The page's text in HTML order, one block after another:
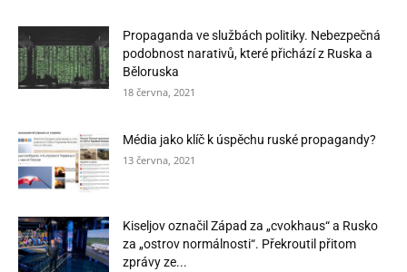
Propaganda ve službách politiky. Nebezpečná
podobnost narativů, které přichází z Ruska a
Běloruska
18 června, 2021
Média jako klíč k úspěchu ruské propagandy?
13 června, 2021
Kiseljov označil Západ za „cvokhaus“ a Rusko
za „ostrov normálnosti“. Překroutil přitom
zprávy ze...